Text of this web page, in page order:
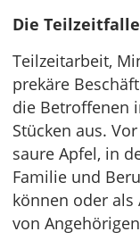
Die Teilzeitfalle
Teilzeitarbeit,
prekäre
die Betroffenen
Stücken aus.
saure Apfel, in
Familie und
können oder
von